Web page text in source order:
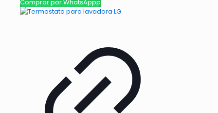
Comprar por WhatsAppp